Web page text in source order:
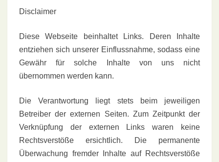
Disclaimer
Diese Webseite beinhaltet Links. Deren Inhalte
entziehen sich unserer Einflussnahme, sodass eine
Gewähr für solche Inhalte von uns nicht
übernommen werden kann.
Die Verantwortung liegt stets beim jeweiligen
Betreiber der externen Seiten. Zum Zeitpunkt der
Verknüpfung der externen Links waren keine
Rechtsverstöße ersichtlich. Die permanente
Überwachung fremder Inhalte auf Rechtsverstöße